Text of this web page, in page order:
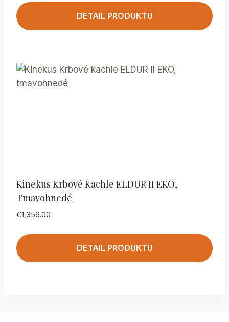
DETAIL PRODUKTU
Kinekus Krbové Kachle ELDUR II EKO,
Tmavohnedé
€1,356.00
DETAIL PRODUKTU